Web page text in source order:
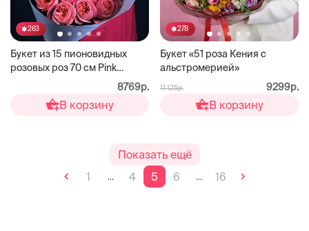
263
Букет из 15 пионовидных
розовых роз 70 см Pink
8769р.
В корзину
278
Букет «51 роза Кения с
альстромерией»
11 125р. 9299р.
В корзину
Показать ещё
1
... 4 5 6 ... 16